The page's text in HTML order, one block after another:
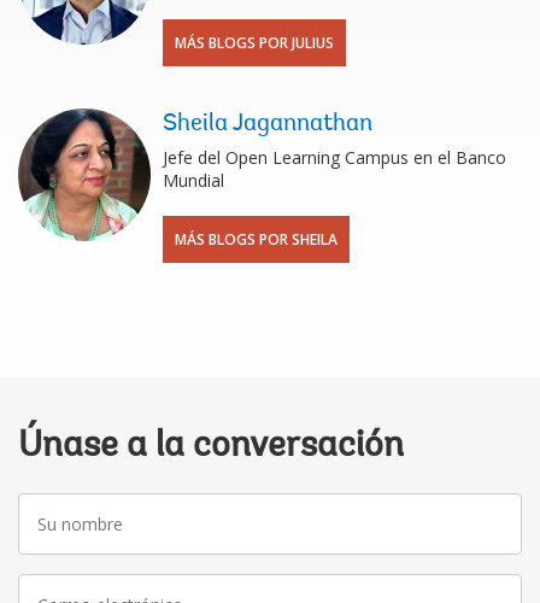
MÁS BLOGS POR JULIUS
Sheila Jagannathan
Jefe del Open Learning Campus en el Banco
Mundial
MÁS BLOGS POR SHEILA
Únase a la conversación
nombre